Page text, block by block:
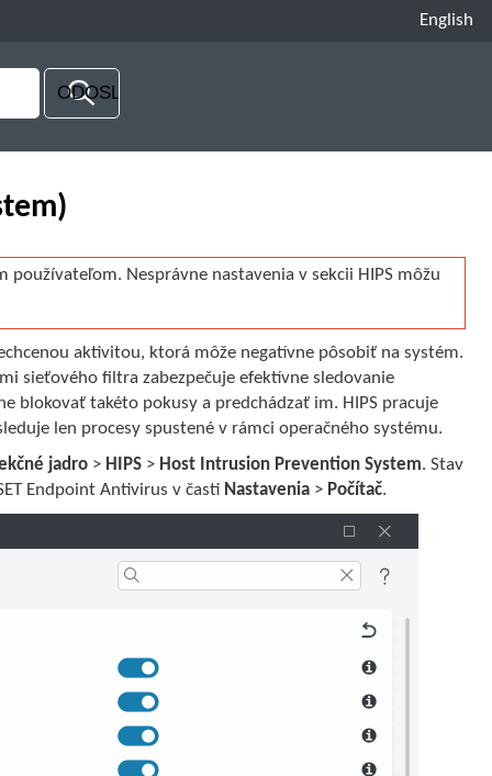
English
Nesprávne nastavenia v sekcii HIPS môžu
aktivitou, ktorá môže negatívne pôsobiť na systém.
sieťového filtra zabezpečuje efektívne sledovanie
blokovať takéto pokusy a predchádzať im. HIPS pracuje
len procesy spustené v rámci operačného systému.
jadro > HIPS > Host Intrusion Prevention System. Stav
Endpoint Antivirus v časti Nastavenia > Počítač.